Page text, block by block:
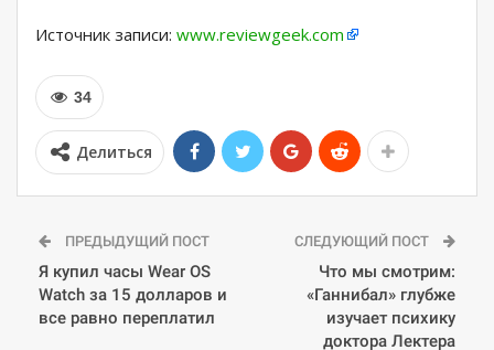
Источник записи: www.reviewgeek.com
34
Делиться
ПРЕДЫДУЩИЙ ПОСТ
Я купил часы Wear OS
Watch за 15 долларов и
все равно переплатил
СЛЕДУЮЩИЙ ПОСТ
Что мы смотрим:
«Ганнибал» глубже
изучает психику
доктора Лектера